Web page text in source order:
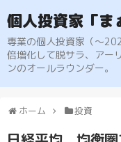
個人投資家「ま
専業の個人投資家（〜
倍増化して脱サラ、アー
ンのオールラウンダー。
ホーム 投資